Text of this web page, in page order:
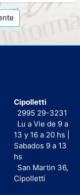
Cipolletti
2995 29-3231
Lu a Vie de 9 a
13 y 16 a 20 hs |
Sabados 9 a 13
hs
San Martin 36,
Cipolletti